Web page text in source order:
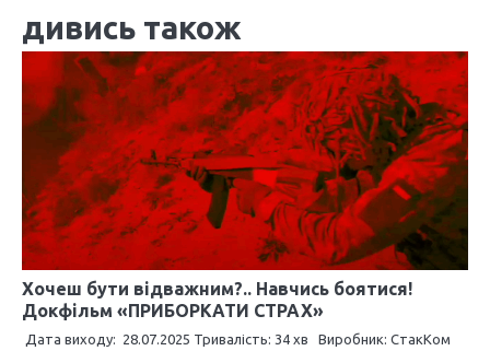
в
і
г
а
і
я
з
а
дивись також
Хочеш бути відважним?.. Навчись боятися!
Докфільм «ПРИБОРКАТИ СТРАХ»
Дата виходу: 28.07.2025 Тривалість: 34 хв Виробник: СтакКом